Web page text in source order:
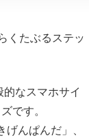
くたぶるステッ
なスマホサイ
です。
んぱんだ」、